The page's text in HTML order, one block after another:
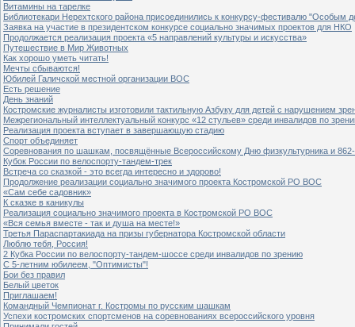
Витамины на тарелке
Библиотекари Нерехтского района присоединились к конкурсу-фестивалю "Особым
Заявка на участие в президентском конкурсе социально значимых проектов для НКО
Продолжается реализация проекта «5 направлений культуры и искусства»
Путешествие в Мир Животных
Как хорошо уметь читать!
Мечты сбываются!
Юбилей Галичской местной организации ВОС
Есть решение
День знаний
Костромские журналисты изготовили тактильную Азбуку для детей с нарушением
Межрегиональный интеллектуальный конкурс «12 стульев» среди инвалидов по
Реализация проекта вступает в завершающую стадию
Спорт объединяет
Соревнования по шашкам, посвящённые Всероссийскому Дню физкультурника и
Кубок России по велоспорту-тандем-трек
Встреча со сказкой - это всегда интересно и здорово!
Продолжение реализации социально значимого проекта Костромской РО ВОС
«Сам себе садовник»
К сказке в каникулы
Реализация социально значимого проекта в Костромской РО ВОС
«Вся семья вместе - так и душа на месте!»
Третья Параспартакиада на призы губернатора Костромской области
Люблю тебя, Россия!
2 Кубка России по велоспорту-тандем-шоссе среди инвалидов по зрению
С 5-летним юбилеем, "Оптимисты"!
Бои без правил
Белый цветок
Приглашаем!
Командный Чемпионат г. Костромы по русским шашкам
Успехи костромских спортсменов на соревнованиях всероссийского уровня